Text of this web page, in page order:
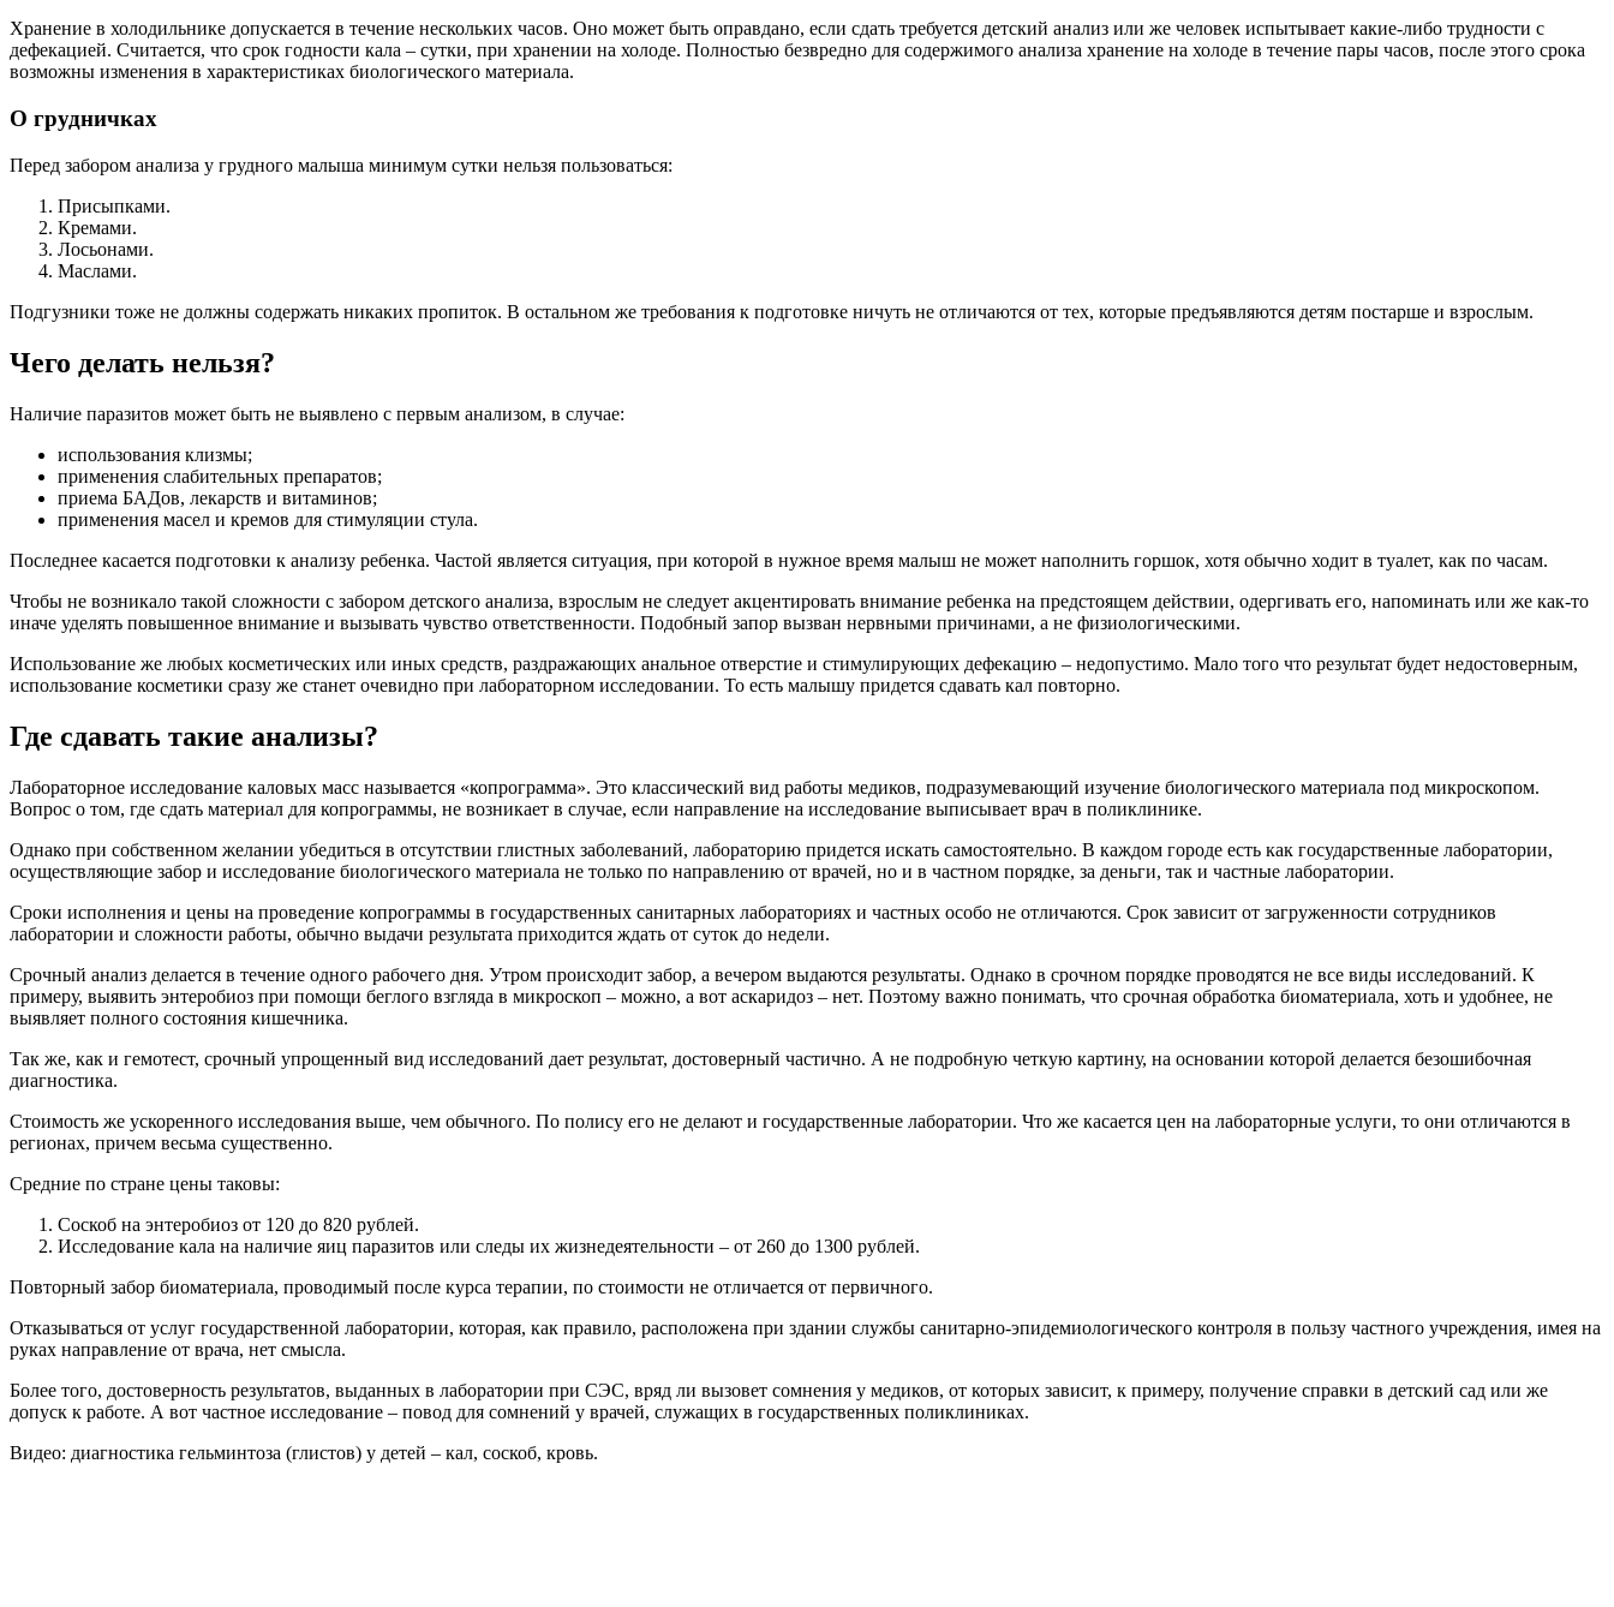
Хранение в холодильнике допускается в течение нескольких часов. Оно может быть оправдано, если сдать требуется детский анализ или же человек испытывает какие-либо трудности с
дефекацией. Считается, что срок годности кала – сутки, при хранении на холоде. Полностью безвредно для содержимого анализа хранение на холоде в течение пары часов, после этого срока
возможны изменения в характеристиках биологического материала.
О грудничках
Перед забором анализа у грудного малыша минимум сутки нельзя пользоваться:
Присыпками.
Кремами.
Лосьонами.
Маслами.
Подгузники тоже не должны содержать никаких пропиток. В остальном же требования к подготовке ничуть не отличаются от тех, которые предъявляются детям постарше и взрослым.
Чего делать нельзя?
Наличие паразитов может быть не выявлено с первым анализом, в случае:
использования клизмы;
применения слабительных препаратов;
приема БАДов, лекарств и витаминов;
применения масел и кремов для стимуляции стула.
Последнее касается подготовки к анализу ребенка. Частой является ситуация, при которой в нужное время малыш не может наполнить горшок, хотя обычно ходит в туалет, как по часам.
Чтобы не возникало такой сложности с забором детского анализа, взрослым не следует акцентировать внимание ребенка на предстоящем действии, одергивать его, напоминать или же как-то
иначе уделять повышенное внимание и вызывать чувство ответственности. Подобный запор вызван нервными причинами, а не физиологическими.
Использование же любых косметических или иных средств, раздражающих анальное отверстие и стимулирующих дефекацию – недопустимо. Мало того что результат будет недостоверным,
использование косметики сразу же станет очевидно при лабораторном исследовании. То есть малышу придется сдавать кал повторно.
Где сдавать такие анализы?
Лабораторное исследование каловых масс называется «копрограмма». Это классический вид работы медиков, подразумевающий изучение биологического материала под микроскопом.
Вопрос о том, где сдать материал для копрограммы, не возникает в случае, если направление на исследование выписывает врач в поликлинике.
Однако при собственном желании убедиться в отсутствии глистных заболеваний, лабораторию придется искать самостоятельно. В каждом городе есть как государственные лаборатории,
осуществляющие забор и исследование биологического материала не только по направлению от врачей, но и в частном порядке, за деньги, так и частные лаборатории.
Сроки исполнения и цены на проведение копрограммы в государственных санитарных лабораториях и частных особо не отличаются. Срок зависит от загруженности сотрудников
лаборатории и сложности работы, обычно выдачи результата приходится ждать от суток до недели.
Срочный анализ делается в течение одного рабочего дня. Утром происходит забор, а вечером выдаются результаты. Однако в срочном порядке проводятся не все виды исследований. К
примеру, выявить энтеробиоз при помощи беглого взгляда в микроскоп – можно, а вот аскаридоз – нет. Поэтому важно понимать, что срочная обработка биоматериала, хоть и удобнее, не
выявляет полного состояния кишечника.
Так же, как и гемотест, срочный упрощенный вид исследований дает результат, достоверный частично. А не подробную четкую картину, на основании которой делается безошибочная
диагностика.
Стоимость же ускоренного исследования выше, чем обычного. По полису его не делают и государственные лаборатории. Что же касается цен на лабораторные услуги, то они отличаются в
регионах, причем весьма существенно.
Средние по стране цены таковы:
Соскоб на энтеробиоз от 120 до 820 рублей.
Исследование кала на наличие яиц паразитов или следы их жизнедеятельности – от 260 до 1300 рублей.
Повторный забор биоматериала, проводимый после курса терапии, по стоимости не отличается от первичного.
Отказываться от услуг государственной лаборатории, которая, как правило, расположена при здании службы санитарно-эпидемиологического контроля в пользу частного учреждения, имея на
руках направление от врача, нет смысла.
Более того, достоверность результатов, выданных в лаборатории при СЭС, вряд ли вызовет сомнения у медиков, от которых зависит, к примеру, получение справки в детский сад или же
допуск к работе. А вот частное исследование – повод для сомнений у врачей, служащих в государственных поликлиниках.
Видео: диагностика гельминтоза (глистов) у детей – кал, соскоб, кровь.